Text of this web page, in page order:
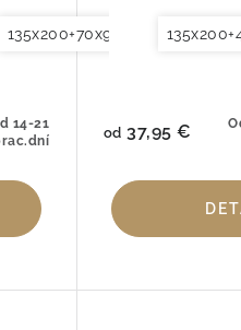
40x80cm Obliečky na
140x200+40x80cm
135x200+70x90cm
14-21
od 37,95 €